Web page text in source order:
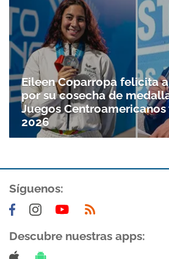
Gracias por suscribirte a
Eileen Coparropa felicita
por su cosecha de
Juegos Centroamericanos
2026
Síguenos:
Descubre nuestras apps: